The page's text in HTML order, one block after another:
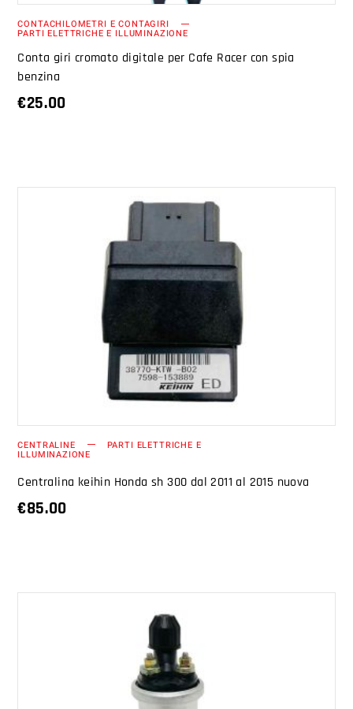
CONTACHILOMETRI E CONTAGIRI
PARTI ELETTRICHE E ILLUMINAZIONE
Conta giri cromato digitale per Cafe Racer con spia
benzina
€25.00
AGGIUNGI AL CARRELLO
CENTRALINE PARTI ELETTRICHE E
ILLUMINAZIONE
Centralina keihin Honda sh 300 dal 2011 al 2015 nuova
€85.00